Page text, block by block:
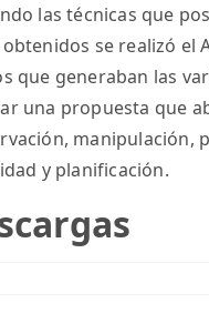
las técnicas que
se realizó el
que generaban las
una propuesta que
manipulación,
y planificación.